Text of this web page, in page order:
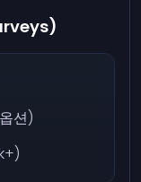
션)